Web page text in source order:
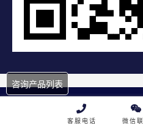
Copyright © 2019 深圳市菲尼基
号
咨询产品列表
客服电话 微信